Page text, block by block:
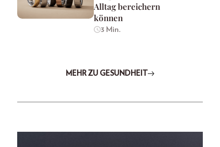
Alltag bereichern
können
3 Min.
MEHR ZU GESUNDHEIT